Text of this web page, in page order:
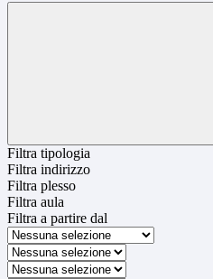
Filtra tipologia
Filtra indirizzo
Filtra plesso
Filtra aula
Filtra a partire dal